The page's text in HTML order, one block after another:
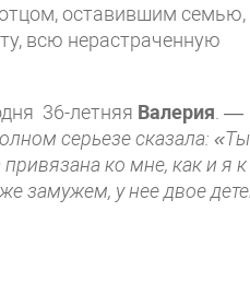
оставившим семью,
всю нерастраченную
36-летняя Валерия. —
серьезе сказала: «Ты
ко мне, как и я к
замужем, у нее двое